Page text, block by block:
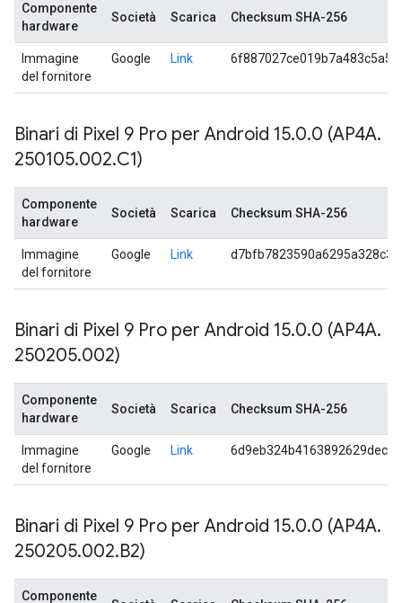
Componente
hardware
Società Scarica Checksum SHA-256
Immagine
del fornitore
Google Link
Binari di Pixel 9 Pro per Android 15.0.0 (AP4A.
250105.002.C1)
Componente
hardware
Società Scarica Checksum SHA-256
Immagine
del fornitore
Google Link
Binari di Pixel 9 Pro per Android 15.0.0 (AP4A.
250205.002)
Componente
hardware
Società Scarica Checksum SHA-256
Immagine
del fornitore
Google Link
Binari di Pixel 9 Pro per Android 15.0.0 (AP4A.
250205.002.B2)
Componente